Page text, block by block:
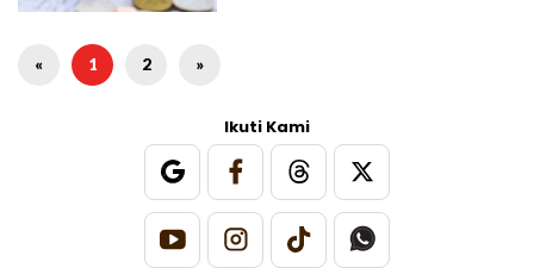
« 1 2 »
Ikuti Kami